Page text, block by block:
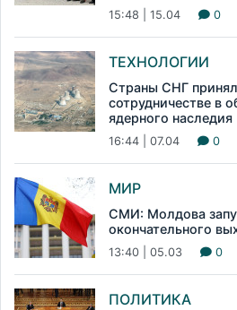
15:48 | 15.04 0
ТЕХНОЛОГИИ
Страны СНГ
сотрудничестве в
ядерного наследия
16:44 | 07.04 0
МИР
СМИ: Молдова
окончательного
13:40 | 05.03 0
ПОЛИТИКА